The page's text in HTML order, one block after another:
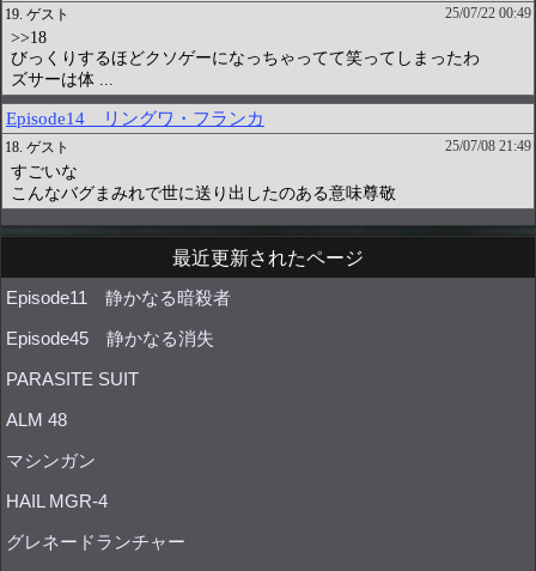
最近更新されたページ
Episode11 静かなる暗殺者
Episode45 静かなる消失
PARASITE SUIT
ALM 48
マシンガン
HAIL MGR-4
グレネードランチャー